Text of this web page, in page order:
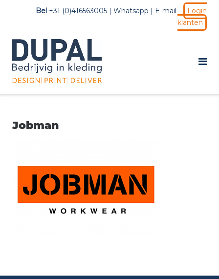
inhoud
Bel +31 (0)416563005 |Whatsapp | E-mail
Login
klanten
Jobman